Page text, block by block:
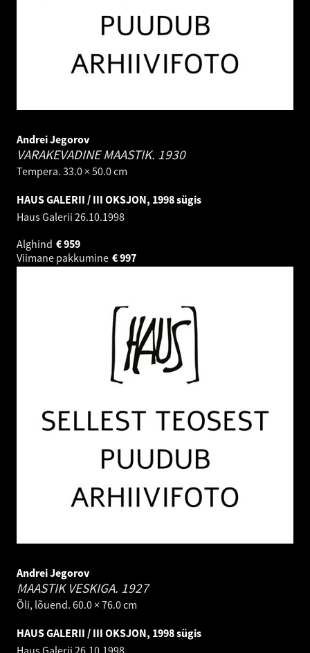
Andrei Jegorov
VARAKEVADINE MAASTIK. 1930
Tempera. 33.0 × 50.0 cm
HAUS GALERII / III OKSJON, 1998 sügis
Haus Galerii 26.10.1998
Alghind
959
€
Viimane pakkumine
997
€
Andrei Jegorov
MAASTIK VESKIGA. 1927
Õli, lõuend. 60.0 × 76.0 cm
HAUS GALERII / III OKSJON, 1998 sügis
Haus Galerii 26.10.1998